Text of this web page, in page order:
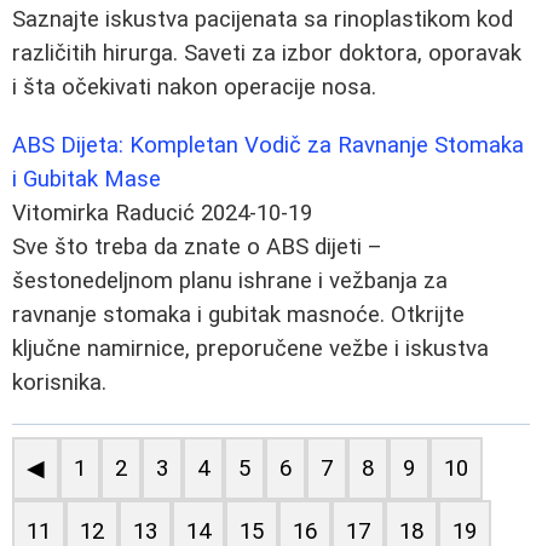
Saznajte iskustva pacijenata sa rinoplastikom kod
različitih hirurga. Saveti za izbor doktora, oporavak
i šta očekivati nakon operacije nosa.
ABS Dijeta: Kompletan Vodič za Ravnanje Stomaka
i Gubitak Mase
Vitomirka Raducić 2024-10-19
Sve što treba da znate o ABS dijeti –
šestonedeljnom planu ishrane i vežbanja za
ravnanje stomaka i gubitak masnoće. Otkrijte
ključne namirnice, preporučene vežbe i iskustva
korisnika.
◀ 1 2 3 4 5 6 7 8 9 10
11 12 13 14 15 16 17 18 19